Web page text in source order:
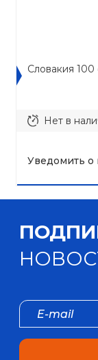
Словакия
Нет в
Уведомить о